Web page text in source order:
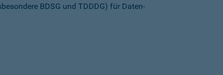
BDSG und TDDDG) für Daten­